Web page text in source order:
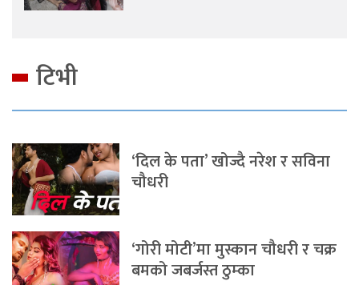
टिभी
‘दिल के पता’ खोज्दै नरेश र सविना
चौधरी
‘गोरी मोटी’मा मुस्कान चौधरी र चक्र
बमको जबर्जस्त ठुम्का